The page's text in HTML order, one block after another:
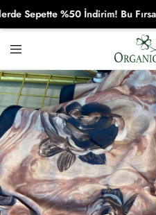
Organikscarf
%50 İndirim! Bu Fırsatı